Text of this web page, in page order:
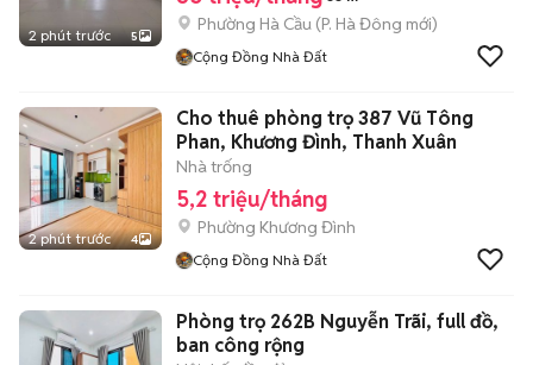
2 phút trước 5
Phường Hà Cầu (P. Hà Đông mới)
Cộng Đồng Nhà Đất
2 phút trước 4
Cho thuê phòng trọ 387 Vũ Tông
Phan, Khương Đình, Thanh Xuân
Nhà trống
5,2 triệu/tháng
Phường Khương Đình
Cộng Đồng Nhà Đất
Phòng trọ 262B Nguyễn Trãi, full đồ,
ban công rộng